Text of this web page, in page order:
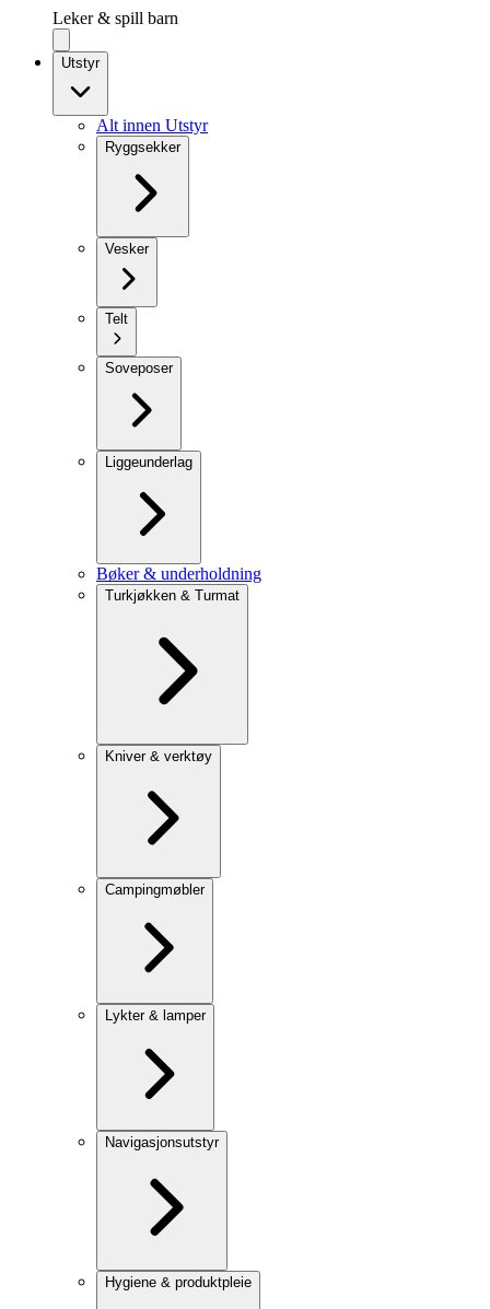
Leker & spill barn
Utstyr
Alt innen Utstyr
Ryggsekker
Vesker
Telt
Soveposer
Liggeunderlag
Bøker & underholdning
Turkjøkken & Turmat
Kniver & verktøy
Campingmøbler
Lykter & lamper
Navigasjonsutstyr
Hygiene & produktpleie